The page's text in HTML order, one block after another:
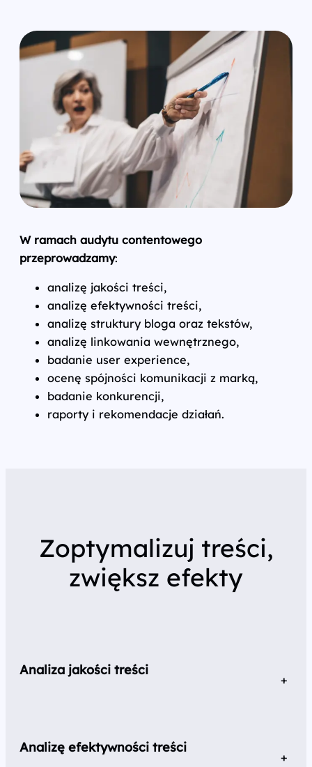
W ramach audytu contentowego
przeprowadzamy:
analizę jakości treści,
analizę efektywności treści,
analizę struktury bloga oraz tekstów,
analizę linkowania wewnętrznego,
badanie user experience,
ocenę spójności komunikacji z marką,
badanie konkurencji,
raporty i rekomendacje działań.
Zoptymalizuj treści,
zwiększ efekty
Analiza jakości treści
językowej oraz atrakcyjności dla odbiorców.
Analizę efektywności treści